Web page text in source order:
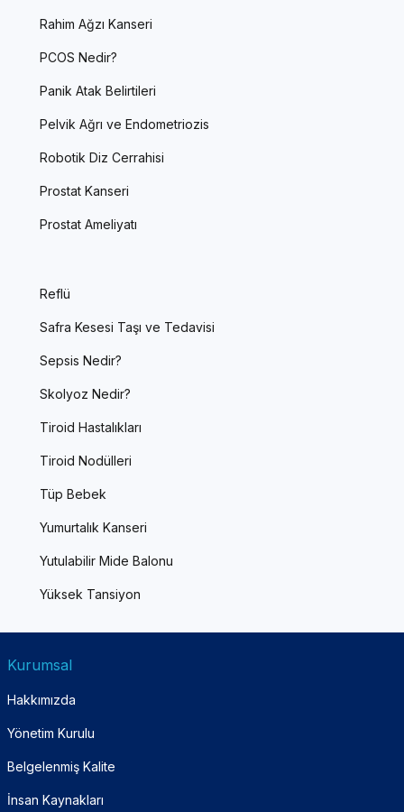
Rahim Ağzı Kanseri
PCOS Nedir?
Panik Atak Belirtileri
Pelvik Ağrı ve Endometriozis
Robotik Diz Cerrahisi
Prostat Kanseri
Prostat Ameliyatı
Reflü
Safra Kesesi Taşı ve Tedavisi
Sepsis Nedir?
Skolyoz Nedir?
Tiroid Hastalıkları
Tiroid Nodülleri
Tüp Bebek
Yumurtalık Kanseri
Yutulabilir Mide Balonu
Yüksek Tansiyon
Kurumsal
Hakkımızda
Yönetim Kurulu
Belgelenmiş Kalite
İnsan Kaynakları